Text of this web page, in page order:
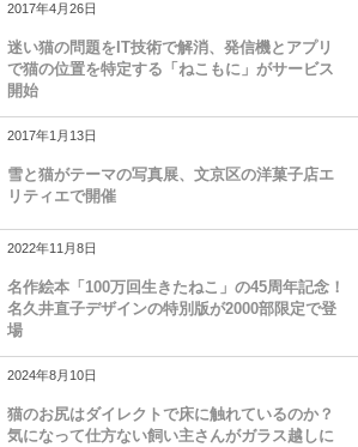
2017年4月26日
迷い猫の問題をIT技術で解消、発信機とアプリ
で猫の位置を特定する「ねこもに」がサービス
開始
2017年1月13日
雪と猫がテーマの写真展、文京区の洋菓子店エ
リティエで開催
2022年11月8日
名作絵本「100万回生きたねこ」の45周年記念！
名久井直子デザインの特別版が2000部限定で登
場
2024年8月10日
猫のお尻はダイレクトで床に触れているのか？
気になって仕方ない飼い主さんがガラス越しに